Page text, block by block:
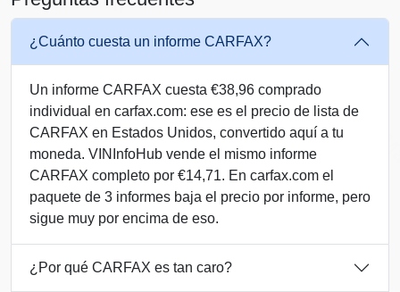
Manheim Autocheck
¿Cuánto cuesta un informe CARFAX?
Un informe CARFAX cuesta €38,96 comprado
individual en carfax.com: ese es el precio de lista de
CARFAX en Estados Unidos, convertido aquí a tu
moneda. VINInfoHub vende el mismo informe
CARFAX completo por €14,71. En carfax.com el
paquete de 3 informes baja el precio por informe, pero
sigue muy por encima de eso.
¿Por qué CARFAX es tan caro?